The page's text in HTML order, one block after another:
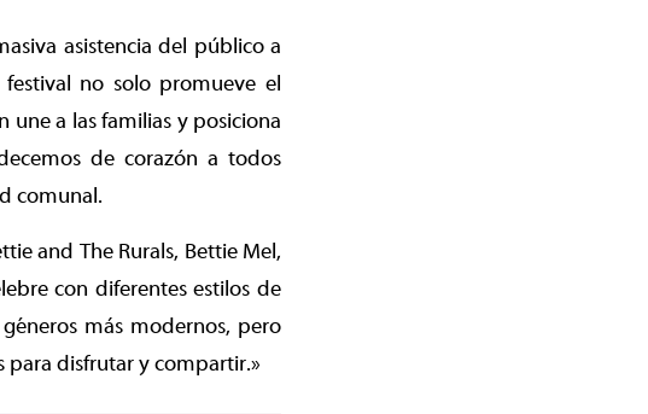
asistencia del público a
no solo promueve el
une a las familias y posiciona
de corazón a todos
comunal.
and The Rurals, Bettie Mel,
con diferentes estilos de
más modernos, pero
para disfrutar y compartir.»